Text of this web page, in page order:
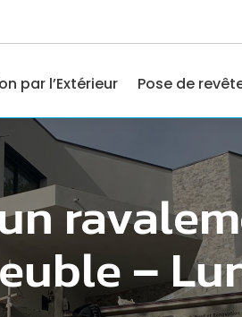
par l’Extérieur Pose de
–